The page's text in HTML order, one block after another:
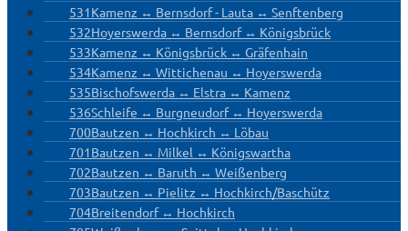
531Kamenz ↔ Bernsdorf - Lauta ↔ Senftenberg
532Hoyerswerda ↔ Bernsdorf ↔ Königsbrück
533Kamenz ↔ Königsbrück ↔ Gräfenhain
534Kamenz ↔ Wittichenau ↔ Hoyerswerda
535Bischofswerda ↔ Elstra ↔ Kamenz
536Schleife ↔ Burgneudorf ↔ Hoyerswerda
700Bautzen ↔ Hochkirch ↔ Löbau
701Bautzen ↔ Milkel ↔ Königswartha
702Bautzen ↔ Baruth ↔ Weißenberg
703Bautzen ↔ Pielitz ↔ Hochkirch/Baschütz
704Breitendorf ↔ Hochkirch